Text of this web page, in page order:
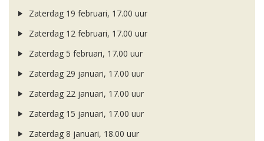
Zaterdag 19 februari, 17.00 uur
Zaterdag 12 februari, 17.00 uur
Zaterdag 5 februari, 17.00 uur
Zaterdag 29 januari, 17.00 uur
Zaterdag 22 januari, 17.00 uur
Zaterdag 15 januari, 17.00 uur
Zaterdag 8 januari, 18.00 uur